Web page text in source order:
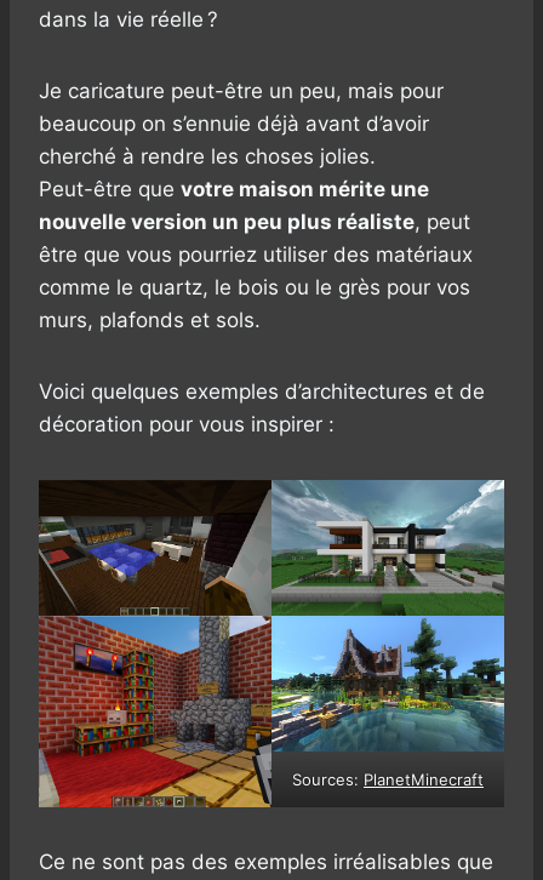
dans la vie réelle ?
Je caricature peut-être un peu, mais pour
beaucoup on s’ennuie déjà avant d’avoir
cherché à rendre les choses jolies.
Peut-être que votre maison mérite une
nouvelle version un peu plus réaliste, peut
être que vous pourriez utiliser des matériaux
comme le quartz, le bois ou le grès pour vos
murs, plafonds et sols.
Voici quelques exemples d’architectures et de
décoration pour vous inspirer :
Sources: PlanetMinecraft
Ce ne sont pas des exemples irréalisables que